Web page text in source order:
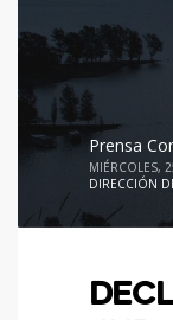
Prensa
MIÉRCOLES,
DIRECCIÓN